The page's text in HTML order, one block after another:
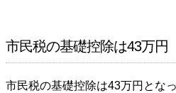
市民税の基礎控除は43万円
市民税の基礎控除は43万円となっ